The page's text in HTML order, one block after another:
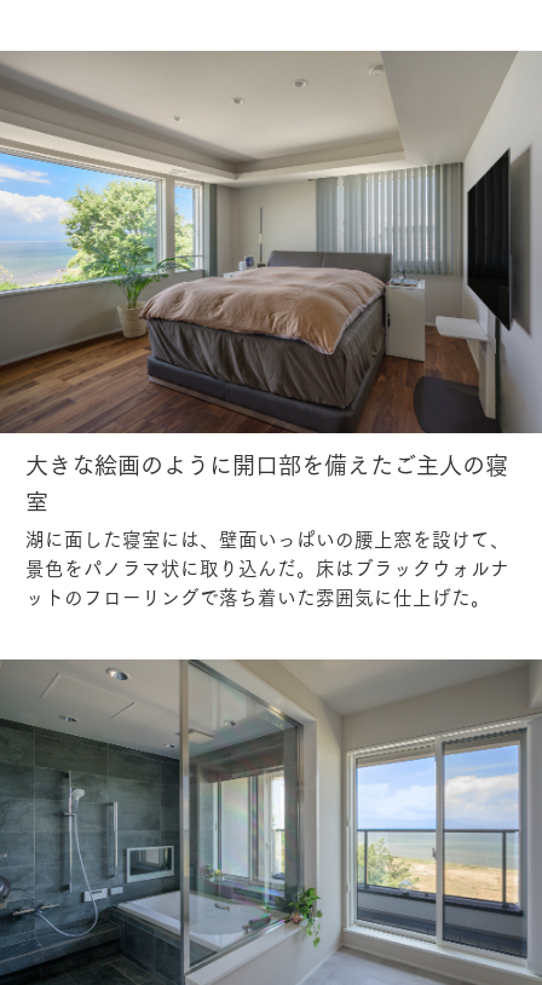
大きな絵画のように開口部を備えたご主人の寝
室
湖に面した寝室には、壁面いっぱいの腰上窓を設けて、
景色をパノラマ状に取り込んだ。床はブラックウォルナ
ットのフローリングで落ち着いた雰囲気に仕上げた。